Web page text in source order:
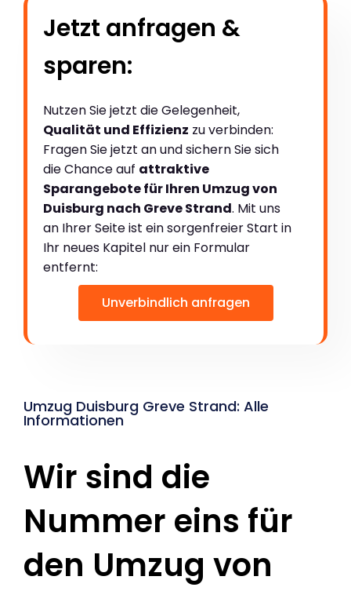
Jetzt anfragen &
sparen:
Nutzen Sie jetzt die Gelegenheit,
Qualität und Effizienz zu verbinden:
Fragen Sie jetzt an und sichern Sie sich
die Chance auf attraktive
Sparangebote für Ihren Umzug von
Duisburg nach Greve Strand. Mit uns
an Ihrer Seite ist ein sorgenfreier Start in
Ihr neues Kapitel nur ein Formular
entfernt:
Unverbindlich anfragen
Umzug Duisburg Greve Strand: Alle
Informationen
Wir sind die
Nummer eins für
den Umzug von